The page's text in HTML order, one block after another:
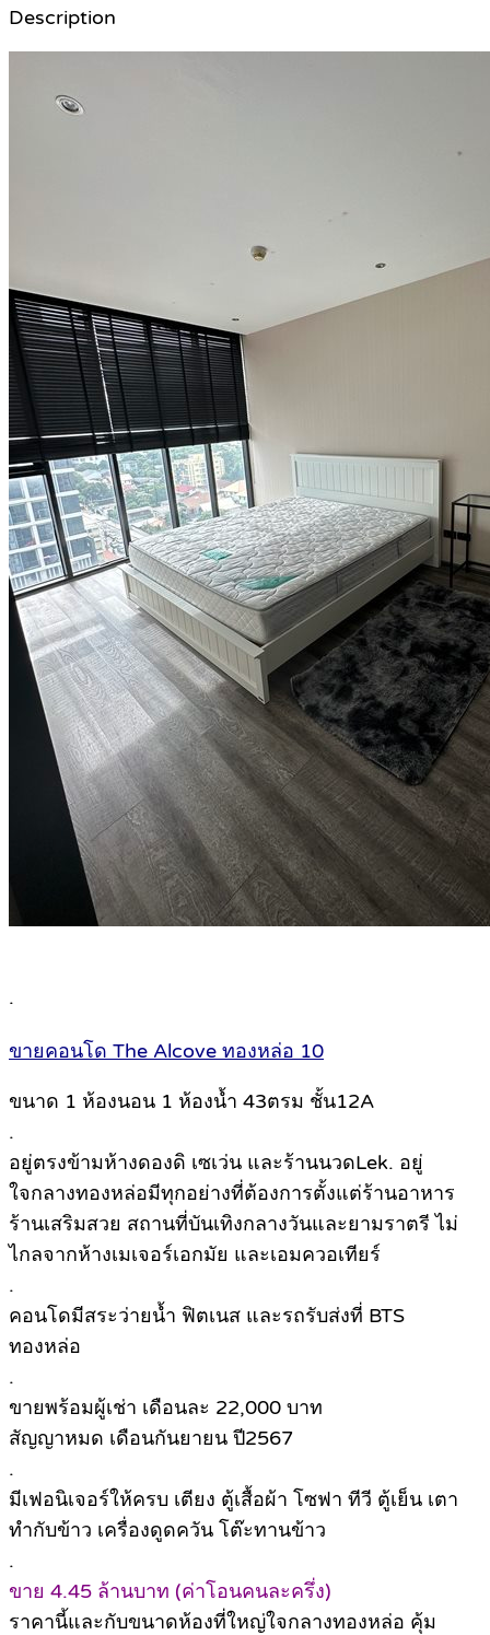
Description
.
ขายคอนโด The Alcove ทองหล่อ 10
ขนาด 1 ห้องนอน 1 ห้องน้ำ 43ตรม ชั้น12A
.
อยู่ตรงข้ามห้างดองดิ เซเว่น และร้านนวดLek. อยู่
ใจกลางทองหล่อมีทุกอย่างที่ต้องการตั้งแต่ร้านอาหาร
ร้านเสริมสวย สถานที่บันเทิงกลางวันและยามราตรี ไม่
ไกลจากห้างเมเจอร์เอกมัย และเอมควอเทียร์
.
คอนโดมีสระว่ายน้ำ ฟิตเนส และรถรับส่งที่ BTS
ทองหล่อ
.
ขายพร้อมผู้เช่า เดือนละ 22,000 บาท
สัญญาหมด เดือนกันยายน ปี2567
.
มีเฟอนิเจอร์ให้ครบ เตียง ตู้เสื้อผ้า โซฟา ทีวี ตู้เย็น เตา
ทำกับข้าว เครื่องดูดควัน โต๊ะทานข้าว
.
ขาย 4.45 ล้านบาท (ค่าโอนคนละครึ่ง)
ราคานี้และกับขนาดห้องที่ใหญ่ใจกลางทองหล่อ คุ้ม